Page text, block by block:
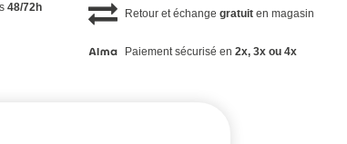
48/72h
Retour et échange gratuiten magasin
Paiement sécurisé en 2x, 3x ou 4x